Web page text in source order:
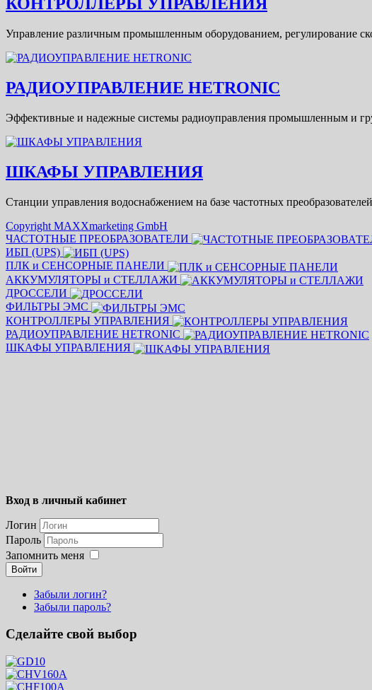
КОНТРОЛЛЕРЫ УПРАВЛЕНИЯ
Управление различным промышленным оборудованием, регулирование
РАДИОУПРАВЛЕНИЕ HETRONIC
Эффективные и надежные системы радиоуправления промышленным и
ШКАФЫ УПРАВЛЕНИЯ
Станции управления водоснабжением на базе частотных
Copyright MAXXmarketing GmbH
ЧАСТОТНЫЕ ПРЕОБРАЗОВАТЕЛИ
ИБП (UPS)
ПЛК и СЕНСОРНЫЕ ПАНЕЛИ
АККУМУЛЯТОРЫ и СТЕЛЛАЖИ
ДРОССЕЛИ
ФИЛЬТРЫ ЭМС
КОНТРОЛЛЕРЫ УПРАВЛЕНИЯ
РАДИОУПРАВЛЕНИЕ HETRONIC
ШКАФЫ УПРАВЛЕНИЯ
Вход в личный кабинет
Логин
Пароль
Запомнить меня
Войти
Забыли логин?
Забыли пароль?
Сделайте свой выбор